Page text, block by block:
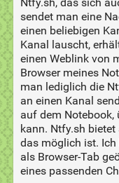
Ntfy.sh, das sich
sendet man eine
einen beliebigen
Kanal lauscht,
einen Weblink von
Browser meines
man lediglich die
an einen Kanal
auf dem Notebook,
kann. Ntfy.sh
das möglich ist. Ich
als Browser-Tab
eines passenden